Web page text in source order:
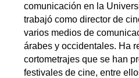
comunicación en la
trabajó como director de
varios medios de
árabes y occidentales. Ha
cortometrajes que se han
festivales de cine, entre